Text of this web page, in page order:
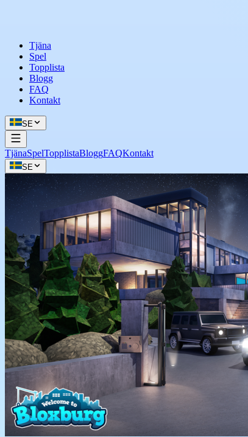
Tjäna
Spel
Topplista
Blogg
FAQ
Kontakt
SE
TjänaSpelTopplistaBloggFAQKontakt
SE